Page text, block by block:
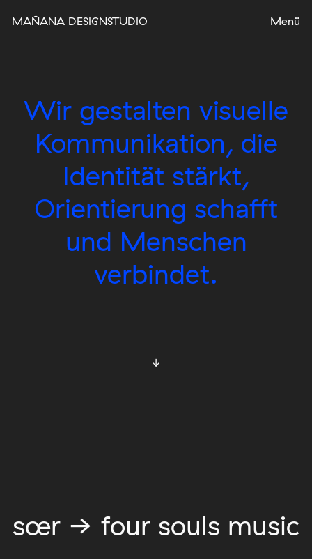
MAÑANA DESIGNSTUDIO
Wir gestalten visuelle
Kommunikation, die
Identität stärkt,
Orientierung schafft
und Menschen
verbindet.
↓
sœr → four souls music